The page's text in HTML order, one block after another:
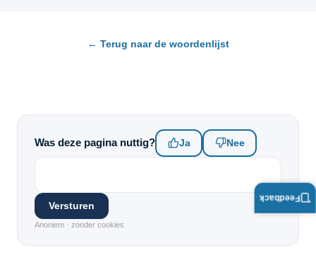
← Terug naar de woordenlijst
Was deze pagina nuttig? Ja Nee
Versturen
Anoniem · zonder cookies
Feedback